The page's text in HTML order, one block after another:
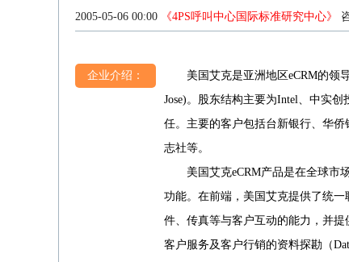
2005-05-06 00:00 《4PS呼叫中心国际标准研究中心》
企业介绍：
美国艾克是亚洲地区eCRM的领导
Jose)。股东结构主要为Intel、中实
任。主要的客户包括台新银行、华
志社等。
美国艾克eCRM产品是在全球市场
功能。在前端，美国艾克提供了统一
件、传真等与客户互动的能力，并
客户服务及客户行销的资料探勘（